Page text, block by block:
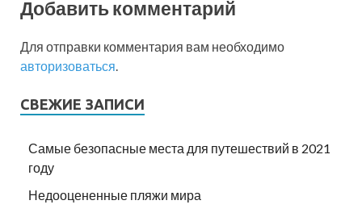
Добавить комментарий
Для отправки комментария вам необходимо
авторизоваться
СВЕЖИЕ ЗАПИСИ
Самые безопасные места для путешествий в 2021
году
Недооцененные пляжи мира